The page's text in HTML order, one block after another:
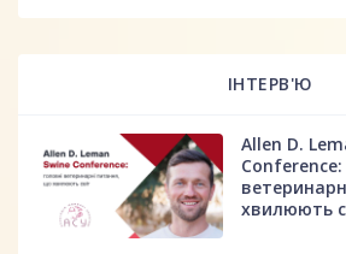
ІНТЕРВ'Ю
Allen D.
Conference:
хвилюють